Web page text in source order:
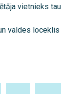
vietnieks
valdes loceklis